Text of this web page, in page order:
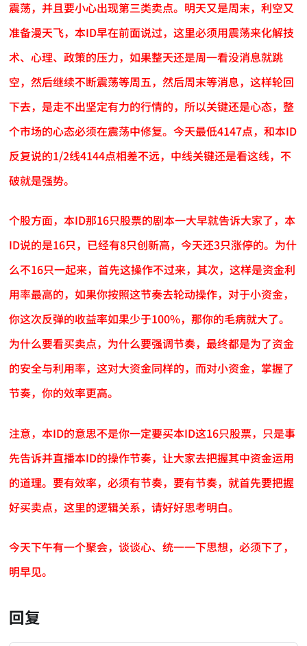
震荡，并且要小心出现第三类卖点。明天又是周末，利空又
准备漫天飞，本ID早在前面说过，这里必须用震荡来化解技
术、心理、政策的压力，如果整天还是周一看没消息就跳
空，然后继续不断震荡等周五，然后周末等消息，这样轮回
下去，是走不出坚定有力的行情的，所以关键还是心态，整
个市场的心态必须在震荡中修复。今天最低4147点，和本ID
反复说的1/2线4144点相差不远，中线关键还是看这线，不
破就是强势。
个股方面，本ID那16只股票的剧本一大早就告诉大家了，本
ID说的是16只，已经有8只创新高，今天还3只涨停的。为什
么不16只一起来，首先这操作不过来，其次，这样是资金利
用率最高的，如果你按照这节奏去轮动操作，对于小资金，
你这次反弹的收益率如果少于100%，那你的毛病就大了。
为什么要看买卖点，为什么要强调节奏，最终都是为了资金
的安全与利用率，这对大资金同样的，而对小资金，掌握了
节奏，你的效率更高。
注意，本ID的意思不是你一定要买本ID这16只股票，只是事
先告诉并直播本ID的操作节奏，让大家去把握其中资金运用
的道理。要有效率，必须有节奏，要有节奏，就首先要把握
好买卖点，这里的逻辑关系，请好好思考明白。
今天下午有一个聚会，谈谈心、统一一下思想，必须下了，
明早见。
回复